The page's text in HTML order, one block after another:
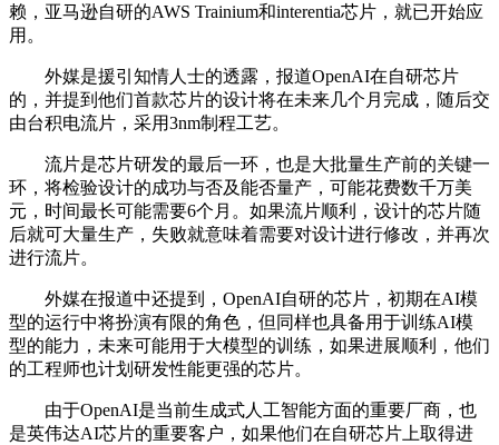
赖，亚马逊自研的AWS Trainium和interentia芯片，就已开始应
用。
外媒是援引知情人士的透露，报道OpenAI在自研芯片
的，并提到他们首款芯片的设计将在未来几个月完成，随后交
由台积电流片，采用3nm制程工艺。
流片是芯片研发的最后一环，也是大批量生产前的关键一
环，将检验设计的成功与否及能否量产，可能花费数千万美
元，时间最长可能需要6个月。如果流片顺利，设计的芯片随
后就可大量生产，失败就意味着需要对设计进行修改，并再次
进行流片。
外媒在报道中还提到，OpenAI自研的芯片，初期在AI模
型的运行中将扮演有限的角色，但同样也具备用于训练AI模
型的能力，未来可能用于大模型的训练，如果进展顺利，他们
的工程师也计划研发性能更强的芯片。
由于OpenAI是当前生成式人工智能方面的重要厂商，也
是英伟达AI芯片的重要客户，如果他们在自研芯片上取得进